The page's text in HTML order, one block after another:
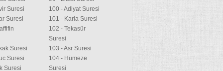
Suresi
Suresi
Suresi
Suresi
Suresi
100 - Adiyat Suresi
101 - Karia Suresi
102 - Tekasür
Suresi
103 - Asr Suresi
104 - Hümeze
Suresi